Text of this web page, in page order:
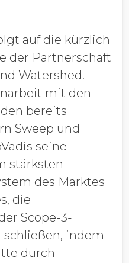
auf die kürzlich
der Partnerschaft
Watershed.
mit den
bereits
Sweep und
seine
stärksten
des Marktes
die
Scope-3-
indem
durch